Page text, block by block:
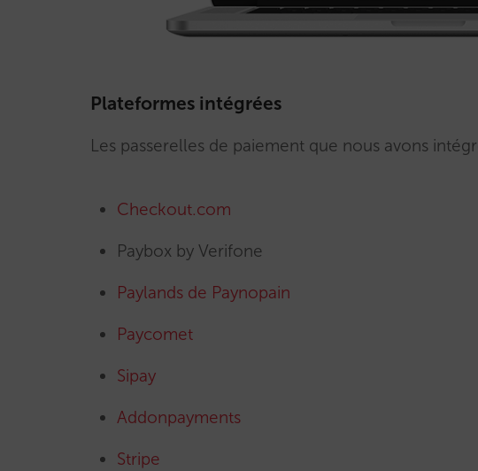
Plateformes intégrées
Les passerelles de paiement que nous avons
Checkout.com
Paybox by Verifone
Paylands de Paynopain
Paycomet
Sipay
Addonpayments
Stripe